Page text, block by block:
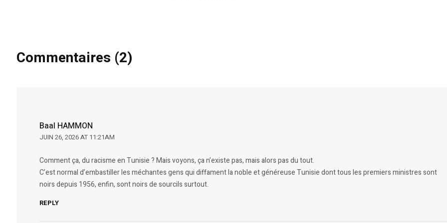
Commentaires (2)
Baal HAMMON
JUIN 26, 2026 AT 11:21AM
Comment ça, du racisme en Tunisie ? Mais voyons, ça n’existe pas, mais alors pas du tout.
C’est normal d’embastiller les méchantes gens qui diffament la noble et généreuse Tunisie dont tous les premiers ministres sont
noirs depuis 1956, enfin, sont noirs de sourcils surtout.
REPLY